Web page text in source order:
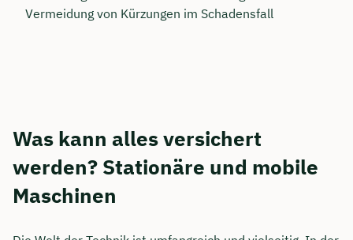
Vermeidung von Kürzungen im Schadensfall
Was kann alles versichert
werden? Stationäre und mobile
Maschinen